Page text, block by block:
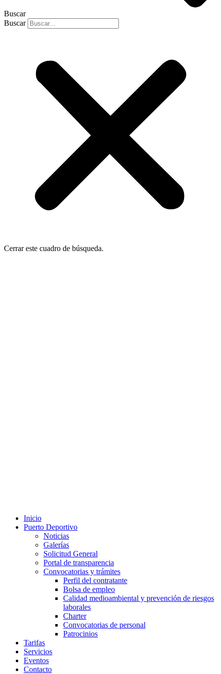
Buscar
Buscar
Cerrar este cuadro de búsqueda.
Inicio
Puerto Deportivo
Noticias
Galerías
Solicitud General
Portal de transparencia
Convocatorias y trámites
Perfil del contratante
Bolsa de empleo
Calidad medioambiental y prevención de riesgos
laborales
Charter
Convocatorias de personal
Patrocinios
Tarifas
Servicios
Eventos
Contacto